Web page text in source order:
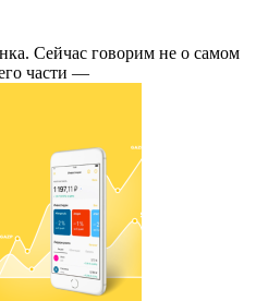
Сейчас говорим не о самом
части —